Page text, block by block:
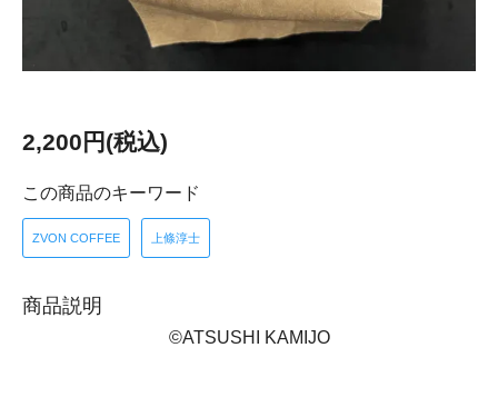
2,200円(税込)
この商品のキーワード
ZVON COFFEE 上條淳士
商品説明
©ATSUSHI KAMIJO